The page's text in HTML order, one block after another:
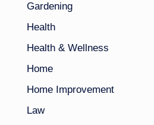
Gardening
Health
Health & Wellness
Home
Home Improvement
Law